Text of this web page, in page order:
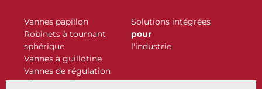
Vannes papillon
Robinets à tournant
sphérique
Vannes à guillotine
Vannes de régulation
Clapets antiretour
Solutions intégrées
pour
l'industrie